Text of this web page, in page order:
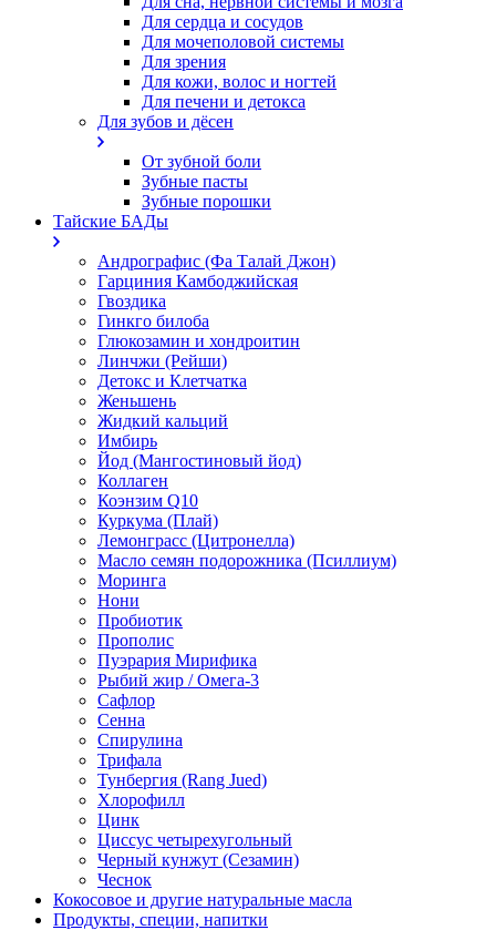
Для сердца и сосудов
Для мочеполовой системы
Для зрения
Для кожи, волос и ногтей
Для печени и детокса
Для зубов и дёсен
От зубной боли
Зубные пасты
Зубные порошки
Тайские БАДы
Андрографис (Фа Талай Джон)
Гарциния Камбоджийская
Гвоздика
Гинкго билоба
Глюкозамин и хондроитин
Линчжи (Рейши)
Детокс и Клетчатка
Женьшень
Жидкий кальций
Имбирь
Йод (Мангостиновый йод)
Коллаген
Коэнзим Q10
Куркума (Плай)
Лемонграсс (Цитронелла)
Масло семян подорожника (Псиллиум)
Моринга
Нони
Пробиотик
Прополис
Пуэрария Мирифика
Рыбий жир / Омега-3
Сафлор
Сенна
Спирулина
Трифала
Тунбергия (Rang Jued)
Хлорофилл
Цинк
Циссус четырехугольный
Черный кунжут (Сезамин)
Чеснок
Кокосовое и другие натуральные масла
Продукты, специи, напитки